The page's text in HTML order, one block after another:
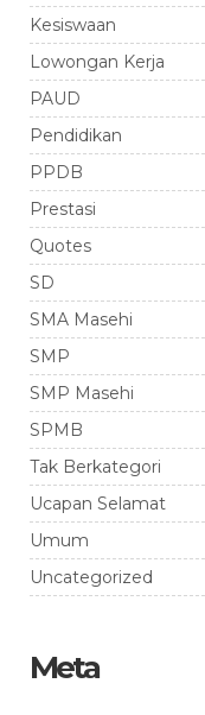
Kesiswaan
Lowongan Kerja
PAUD
Pendidikan
PPDB
Prestasi
Quotes
SD
SMA Masehi
SMP
SMP Masehi
SPMB
Tak Berkategori
Ucapan Selamat
Umum
Uncategorized
Meta